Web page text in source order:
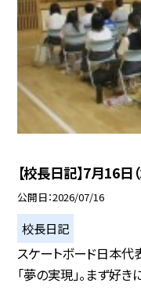
【校長日記】7月16
公開日 2026/07/16
校長日記
スケートボード日本代
「夢の実現」。まず好き